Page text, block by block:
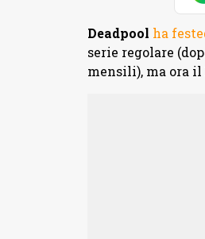
Deadpool ha
serie regolare
mensili), ma ora